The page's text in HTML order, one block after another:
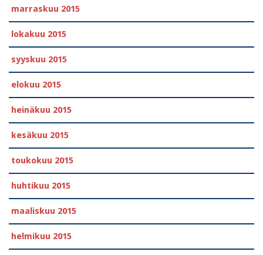
marraskuu 2015
lokakuu 2015
syyskuu 2015
elokuu 2015
heinäkuu 2015
kesäkuu 2015
toukokuu 2015
huhtikuu 2015
maaliskuu 2015
helmikuu 2015